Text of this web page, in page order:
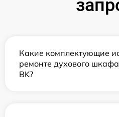
Какие комплектующие
ремонте духового
BK?